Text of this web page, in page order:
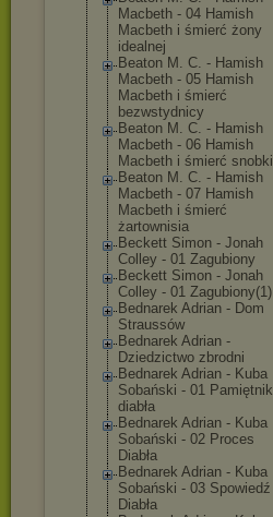
Macbeth - 04 Hamish
Macbeth i śmierć żony
idealnej
Beaton M. C. - Hamish
Macbeth - 05 Hamish
Macbeth i śmierć
bezwstydnicy
Beaton M. C. - Hamish
Macbeth - 06 Hamish
Macbeth i śmierć snobki
Beaton M. C. - Hamish
Macbeth - 07 Hamish
Macbeth i śmierć
żartownisia
Beckett Simon - Jonah
Colley - 01 Zagubiony
Beckett Simon - Jonah
Colley - 01 Zagubiony(1)
Bednarek Adrian - Dom
Straussów
Bednarek Adrian -
Dziedzictwo zbrodni
Bednarek Adrian - Kuba
Sobański - 01 Pamiętnik
diabła
Bednarek Adrian - Kuba
Sobański - 02 Proces
Diabła
Bednarek Adrian - Kuba
Sobański - 03 Spowiedź
Diabła